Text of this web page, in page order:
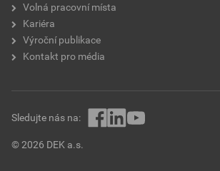
Volná pracovní místa
Kariéra
Výroční publikace
Kontakt pro média
© 2026 DEK a.s.
Sledujte nás na: